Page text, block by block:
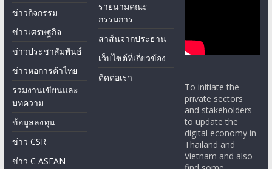
ข่าวกิจกรรม
ข่าวเศรษฐกิจ
ข่าวประชาสัมพันธ์
ข่าวหอการค้าไทย
รวมงานเขียนและ
บทความ
ข้อมูลลงทุน
ข่าว CSR
ข่าว C ASEAN
รายนามคณะ
กรรมการ
สาส์นจากประธาน
เว็บไซต์ที่เกี่ยวข้อง
ติดต่อเรา
To initiate the
private sectors
and stakeholders
to update the
digital economy in
Thailand and
Vietnam and also